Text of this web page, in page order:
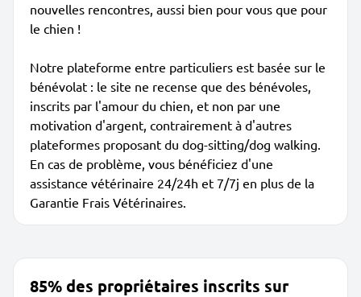
nouvelles rencontres, aussi bien pour vous que pour
le chien !
Notre plateforme entre particuliers est basée sur le
bénévolat : le site ne recense que des bénévoles,
inscrits par l'amour du chien, et non par une
motivation d'argent, contrairement à d'autres
plateformes proposant du dog-sitting/dog walking.
En cas de problème, vous bénéficiez d'une
assistance vétérinaire 24/24h et 7/7j en plus de la
Garantie Frais Vétérinaires.
85% des propriétaires inscrits sur